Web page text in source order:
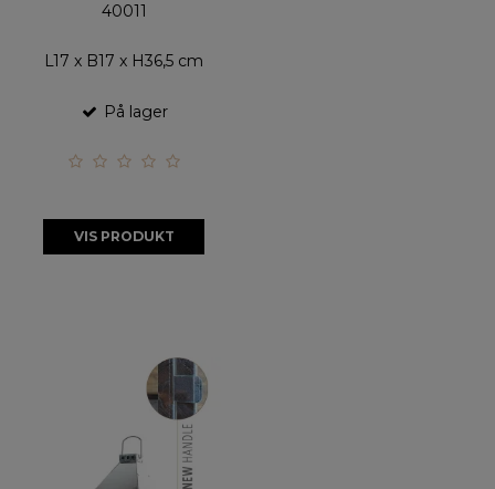
40011
L17 x B17 x H36,5 cm
På lager
VIS PRODUKT